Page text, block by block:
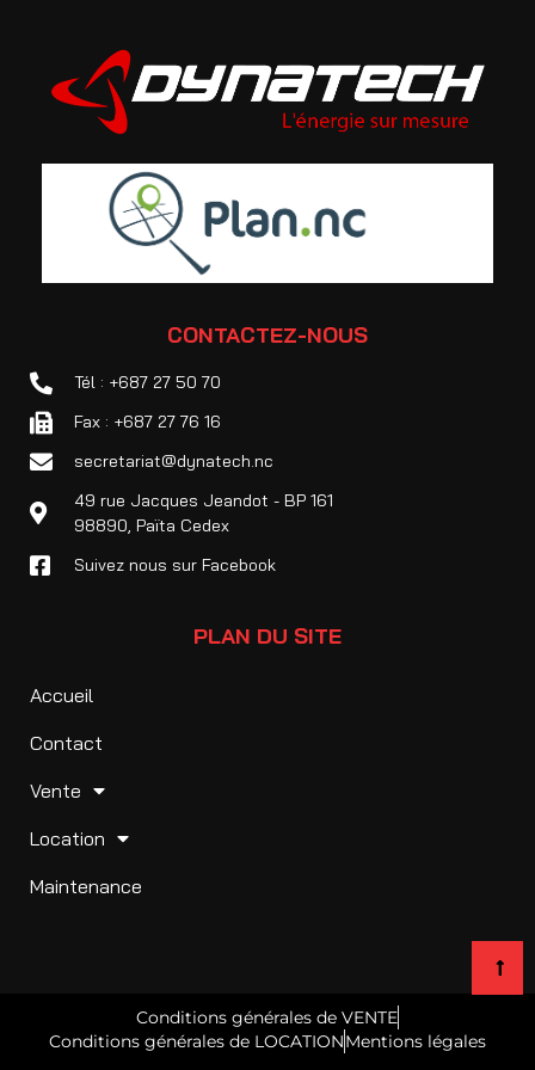
CONTACTEZ-NOUS
Tél : +687 27 50 70
Fax : +687 27 76 16
secretariat@dynatech.nc
49 rue Jacques Jeandot - BP 161
98890, Païta Cedex
Suivez nous sur Facebook
PLAN DU SITE
Accueil
Contact
Vente
Location
Maintenance
Conditions générales de VENTE
Conditions générales de LOCATIONMentions légales